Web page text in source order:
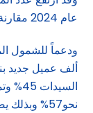
عام 2024 مقارنة بنهاية عام 2023.